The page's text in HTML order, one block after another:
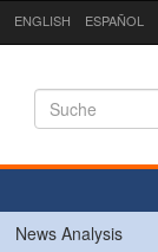
ENGLISH ESPAÑOL
News Analysis